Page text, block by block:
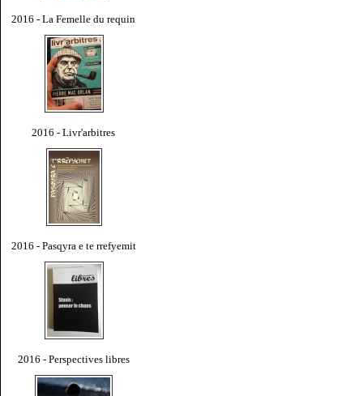
2016 - La Femelle du requin
2016 - Livr'arbitres
2016 - Pasqyra e te rrefyemit
2016 - Perspectives libres